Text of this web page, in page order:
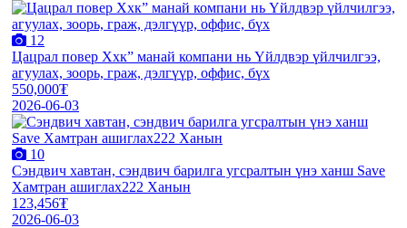
12
Цацрал повер Ххк” манай компани нь Үйлдвэр үйлчилгээ,
агуулах, зоорь, граж, дэлгүүр, оффис, бүх
550,000₮
2026-06-03
10
Сэндвич хавтан, сэндвич барилга угсралтын үнэ ханш Save
Хамтран ашиглах222 Ханын
123,456₮
2026-06-03